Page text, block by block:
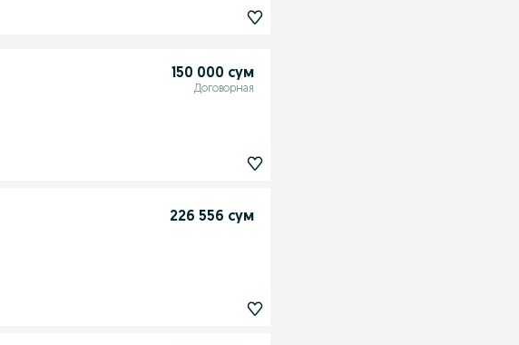
150 000 сум
Договорная
226 556 сум